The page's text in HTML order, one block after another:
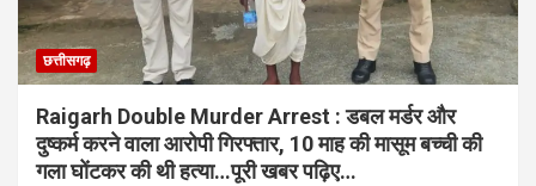
छत्तीसगढ़
Raigarh Double Murder Arrest : डबल मर्डर और
दुष्कर्म करने वाला आरोपी गिरफ्तार, 10 माह की मासूम बच्ची की
गला घोंटकर की थी हत्या…पूरी खबर पढ़िए…